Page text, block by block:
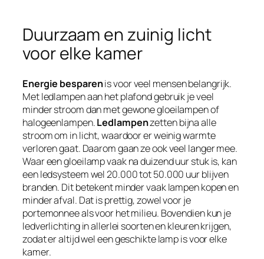
Duurzaam en zuinig licht
voor elke kamer
Energie besparenis voor veel mensen belangrijk.
Met ledlampen aan het plafond gebruik je veel
minder stroom dan met gewone gloeilampen of
halogeenlampen.Ledlampenzetten bijna alle
stroom om in licht, waardoor er weinig warmte
verloren gaat. Daarom gaan ze ook veel langer mee.
Waar een gloeilamp vaak na duizend uur stuk is, kan
een ledsysteem wel 20.000 tot 50.000 uur blijven
branden. Dit betekent minder vaak lampen kopen en
minder afval. Dat is prettig, zowel voor je
portemonnee als voor het milieu. Bovendien kun je
ledverlichting in allerlei soorten en kleuren krijgen,
zodat er altijd wel een geschikte lamp is voor elke
kamer.